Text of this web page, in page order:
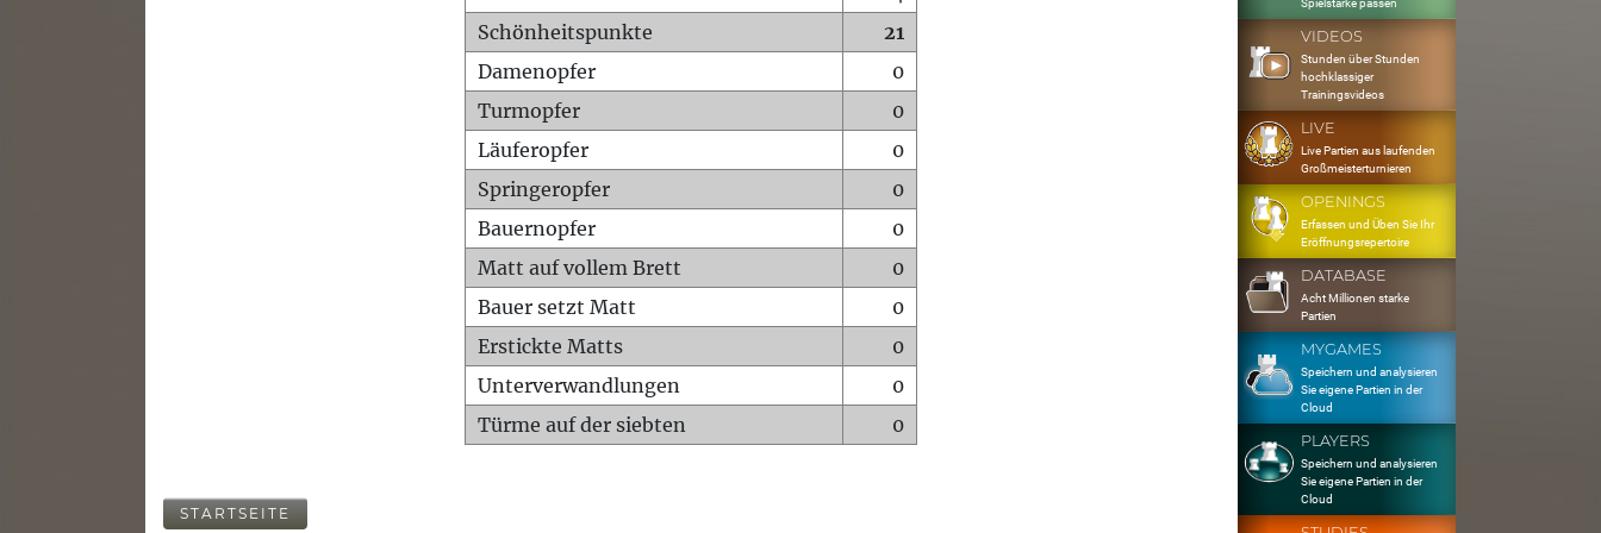
Schönheitspunkte
21
Damenopfer
0
Turmopfer
0
Läuferopfer
0
Springeropfer
0
Bauernopfer
0
Matt auf vollem Brett
0
Bauer setzt Matt
0
Erstickte Matts
0
Unterverwandlungen
0
Türme auf der siebten
0
STARTSEITE
VIDEOS
Stunden über Stunden
hochklassiger
Trainingsvideos
LIVE
Live Partien aus laufenden
Großmeisterturnieren
OPENINGS
Erfassen und Üben Sie Ihr
Eröffnungsrepertoire
DATABASE
Acht Millionen starke
Partien
MYGAMES
Speichern und analysieren
Sie eigene Partien in der
Cloud
PLAYERS
Speichern und analysieren
Sie eigene Partien in der
Cloud